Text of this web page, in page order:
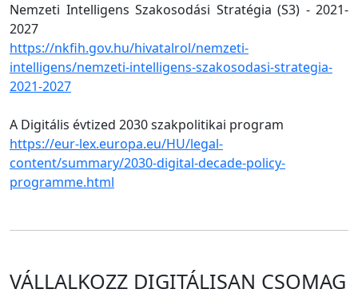
Nemzeti Intelligens Szakosodási Stratégia (S3) - 2021-
2027
https://nkfih.gov.hu/hivatalrol/nemzeti-
intelligens/nemzeti-intelligens-szakosodasi-strategia-
2021-2027
A Digitális évtized 2030 szakpolitikai program
https://eur-lex.europa.eu/HU/legal-
content/summary/2030-digital-decade-policy-
programme.html
VÁLLALKOZZ DIGITÁLISAN CSOMAG